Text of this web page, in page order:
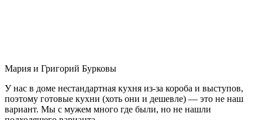
Мария и Григорий Бурковы
У нас в доме нестандартная кухня из-за короба и выступов,
поэтому готовые кухни (хоть они и дешевле) — это не наш
вариант. Мы с мужем много где были, но не нашли